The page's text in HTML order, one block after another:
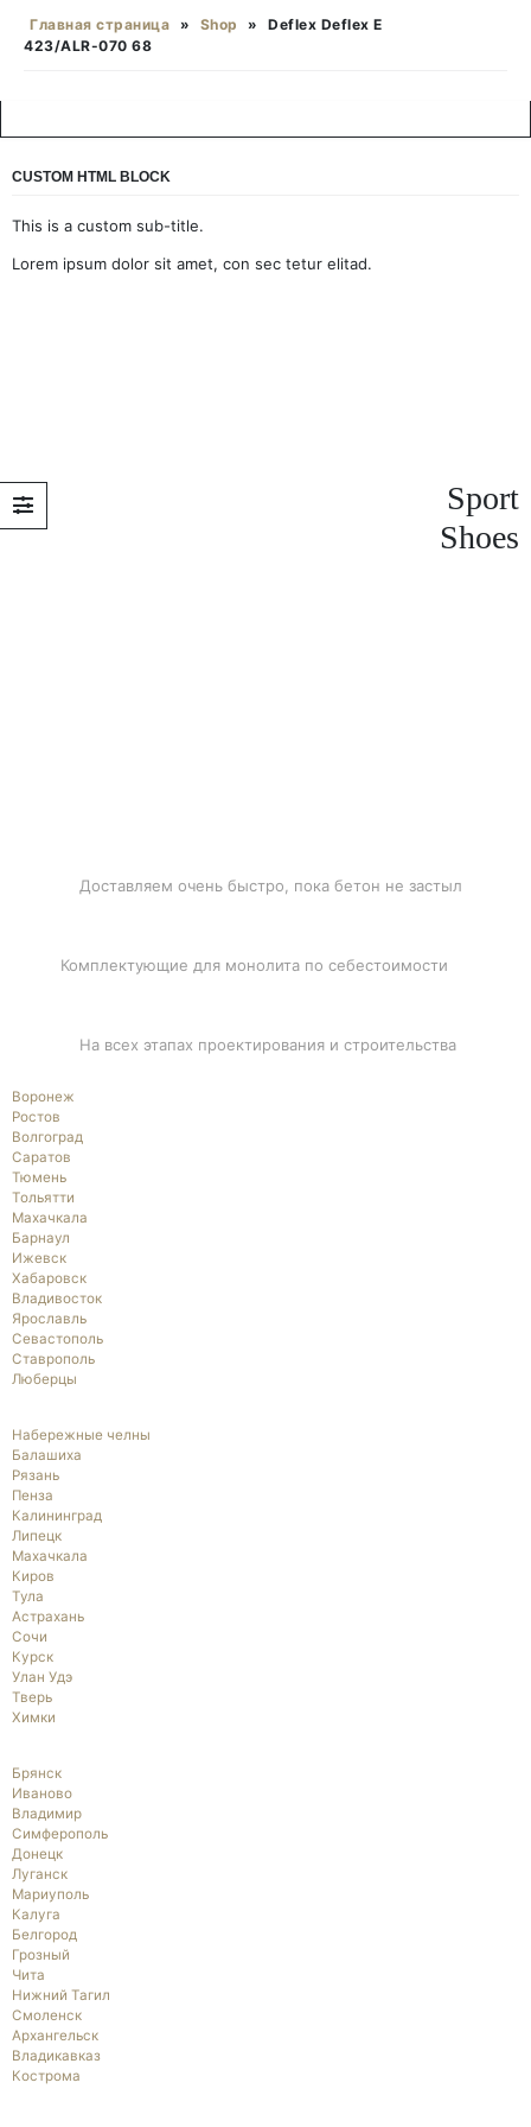
Главная страница » Shop »
Deflex Deflex E
423/ALR-070 68
CUSTOM HTML BLOCK
This is a custom sub-title.
Lorem ipsum dolor sit amet, con sec tetur elitad.
Sport
Shoes
Доставляем очень быстро, пока бетон не застыл
Комплектующие для монолита по себестоимости
На всех этапах проектирования и строительства
Воронеж
Ростов
Волгоград
Саратов
Тюмень
Тольятти
Махачкала
Барнаул
Ижевск
Хабаровск
Владивосток
Ярославль
Севастополь
Ставрополь
Люберцы
Набережные челны
Балашиха
Рязань
Пенза
Калининград
Липецк
Махачкала
Киров
Тула
Астрахань
Сочи
Курск
Улан Удэ
Тверь
Химки
Брянск
Иваново
Владимир
Симферополь
Донецк
Луганск
Мариуполь
Калуга
Белгород
Грозный
Чита
Нижний Тагил
Смоленск
Архангельск
Владикавказ
Кострома